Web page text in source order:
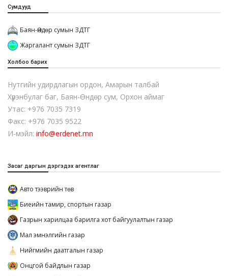
Сумдууд
Баян-Өндөр сумын ЗДТГ
Жаргалант сумын ЗДТГ
Холбоо барих
Нутгийн удирдлагын ордон, Амарын талбай
Хүрэнбулаг баг, Баян-Өндөр сум, Орхон аймаг
Утас: +976 7035 7319
Факс: +976 7035 9522
И-мэйл: info@erdenet.mn
Засаг даргын дэргэдэх агентлаг
Авто тээврийн төв
Биеийн тамир, спортын газар
Газрын харилцаа барилга хот байгуулалтын газар
Мал эмнэлгийн газар
Нийгмийн даатгалын газар
Онцгой байдлын газар